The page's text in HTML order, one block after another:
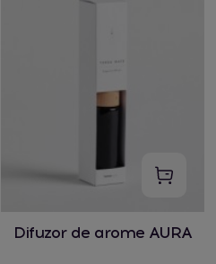
Difuzor de arome AURA